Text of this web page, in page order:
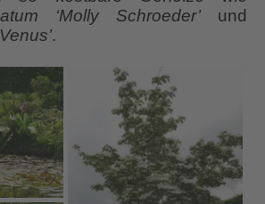
‘Molly Schroeder’und
.